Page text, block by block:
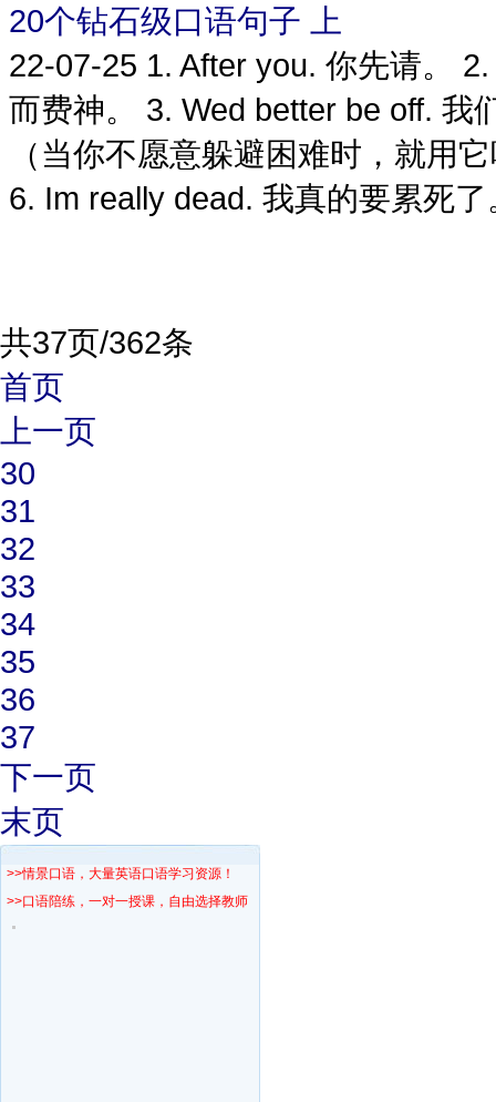
20个钻石级口语句子 上
22-07-25 1. After you. 你先请。
而费神。 3. Wed better be off. 我
（当你不愿意躲避困难时，就用
6. Im really dead. 我真的要累死了
共37页/362条
首页
上一页
30
31
32
33
34
35
36
37
下一页
末页
>>情景口语，大量英语口语学习资源！
>>口语陪练，一对一授课，自由选择教师！